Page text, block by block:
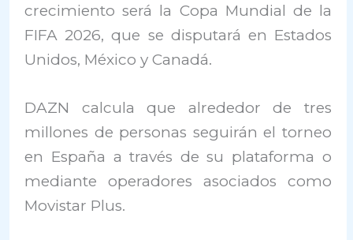
crecimiento será la Copa Mundial de la
FIFA 2026, que se disputará en Estados
Unidos, México y Canadá.
DAZN calcula que alrededor de tres
millones de personas seguirán el torneo
en España a través de su plataforma o
mediante operadores asociados como
Movistar Plus.